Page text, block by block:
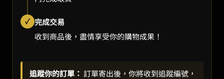
✓ 完成交易
收到商品後，盡情享受你的購物成果！
追蹤你的訂單： 訂單寄出後，你將收到追蹤編號，